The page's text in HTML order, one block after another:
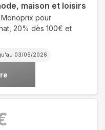
maison et loisirs
pour
20% dès 100€ et
03/05/2026